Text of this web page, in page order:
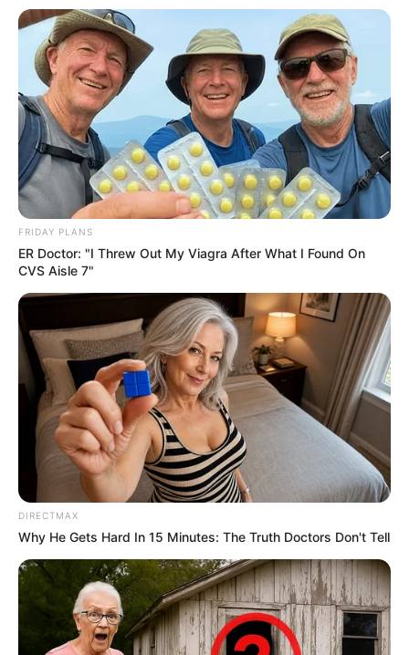
FRIDAY PLANS
ER Doctor: "I Threw Out My Viagra After What I Found On
CVS Aisle 7"
DIRECTMAX
Why He Gets Hard In 15 Minutes: The Truth Doctors Don't Tell